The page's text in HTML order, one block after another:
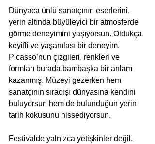
Dünyaca ünlü sanatçının eserlerini,
yerin altında büyüleyici bir atmosferde
görme deneyimini yaşıyorsun. Oldukça
keyifli ve yaşanılası bir deneyim.
Picasso’nun çizgileri, renkleri ve
formları burada bambaşka bir anlam
kazanmış. Müzeyi gezerken hem
sanatçının sıradışı dünyasına kendini
buluyorsun hem de bulunduğun yerin
tarih kokusunu hissediyorsun.
Festivalde yalnızca yetişkinler değil,